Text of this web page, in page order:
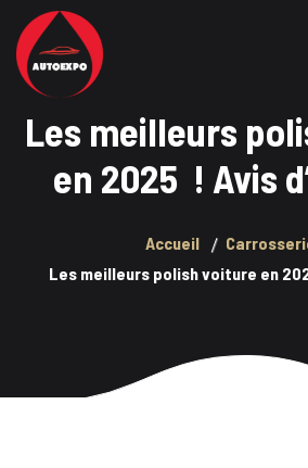
Les meilleurs
en 2025 ! Avis
Accueil
Les meilleurs polish voiture en